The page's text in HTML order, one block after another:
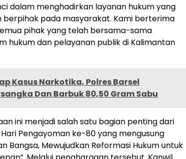
dalam menghadirkan layanan hukum yang
berpihak pada masyarakat. Kami berterima
pihak yang telah bersama-sama
hukum dan pelayanan publik di Kalimantan
Kasus Narkotika, Polres Barsel
Dan Barbuk 80,50 Gram Sabu
ini menjadi salah satu bagian penting dari
Pengayoman ke-80 yang mengusung
Bangsa, Mewujudkan Reformasi Hukum untuk